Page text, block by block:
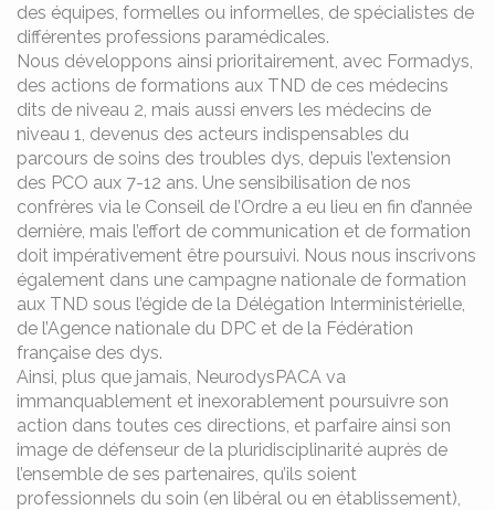
des équipes, formelles ou informelles, de spécialistes de
différentes professions paramédicales.
Nous développons ainsi prioritairement, avec Formadys,
des actions de formations aux TND de ces médecins
dits de niveau 2, mais aussi envers les médecins de
niveau 1, devenus des acteurs indispensables du
parcours de soins des troubles dys, depuis l’extension
des PCO aux 7-12 ans. Une sensibilisation de nos
confrères via le Conseil de l’Ordre a eu lieu en fin d’année
dernière, mais l’effort de communication et de formation
doit impérativement être poursuivi. Nous nous inscrivons
également dans une campagne nationale de formation
aux TND sous l’égide de la Délégation Interministérielle,
de l’Agence nationale du DPC et de la Fédération
française des dys.
Ainsi, plus que jamais, NeurodysPACA va
immanquablement et inexorablement poursuivre son
action dans toutes ces directions, et parfaire ainsi son
image de défenseur de la pluridisciplinarité auprès de
l’ensemble de ses partenaires, qu’ils soient
professionnels du soin (en libéral ou en établissement),